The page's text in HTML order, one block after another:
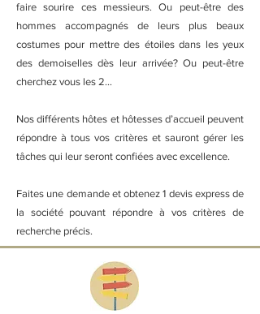
faire sourire ces messieurs. Ou peut-être des
hommes accompagnés de leurs plus beaux
costumes pour mettre des étoiles dans les yeux
des demoiselles dès leur arrivée? Ou peut-être
cherchez vous les 2…
Nos différents hôtes et hôtesses d’accueil peuvent
répondre à tous vos critères et sauront gérer les
tâches qui leur seront confiées avec excellence.
Faites une demande et obtenez 1 devis express de
la société pouvant répondre à vos critères de
recherche précis.